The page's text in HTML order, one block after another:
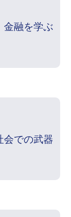
金融を学ぶ
会での武器